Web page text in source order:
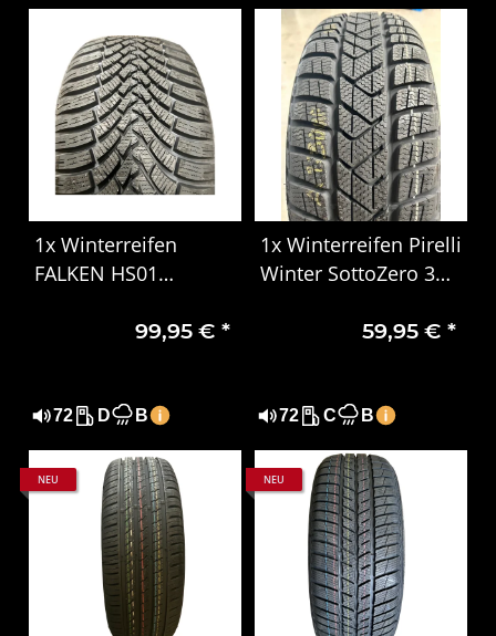
1x Winterreifen
FALKEN HS01
R17 98V XL DOT 3221
99,95 € *
72 D B
1x Winterreifen Pirelli
Winter SottoZero 3
59,95 €*
72 C B
NEU NEU